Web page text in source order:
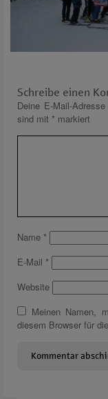
Schreibe einen
Deine E-Mail-
sind mit * markiert
Name *
E-Mail *
Website
Meinen Namen,
diesem Browser für